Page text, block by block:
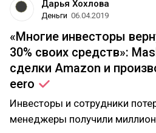
Дарья Хохлова
Деньги 06.04.2019
«Многие инвесторы
30% своих средств»:
сделки Amazon и
eero
Инвесторы и сотрудники
менеджеры получили